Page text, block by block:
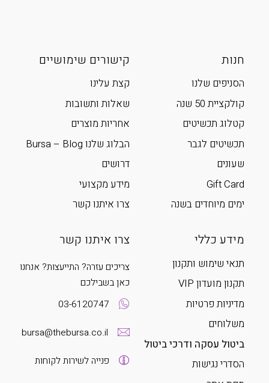
חנות
הסניפים שלנו
קולקציית 50 שנה
קטלוג תכשיטים
תכשיטים לגבר
שעונים
Gift Card
ימים מיוחדים בשנה
קישורים שימושיים
קצת עלינו
שאלות ותשובות
אחריות מוצרים
הבלוג שלנו Bursa – Blog
דרושים
מידע מקצועי
צרו איתנו קשר
מידע כללי
תנאי שימוש ותקנון
תקנון מועדון VIP
מדיניות פרטיות
משלוחים
ביטול עסקה ודרכי ביטול
הסדרי נגישות
צרו איתנו קשר
צריכים עזרה? התייעצות? אנחנו
כאן בשבילכם
03-6120747
bursa@thebursa.co.il
פנייה לשירות לקוחות